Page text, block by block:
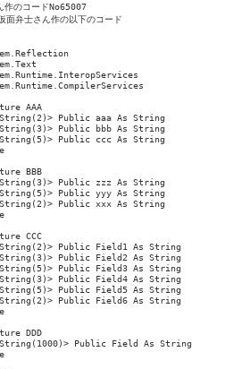
のコードNo65007
面弁士さん作の以下のコード
AAA
Public aaa As String
Public bbb As String
Public ccc As String
BBB
Public zzz As String
Public yyy As String
Public xxx As String
CCC
Public Field1 As String
Public Field2 As String
Public Field3 As String
Public Field4 As String
Public Field5 As String
Public Field6 As String
DDD
Public Field As String